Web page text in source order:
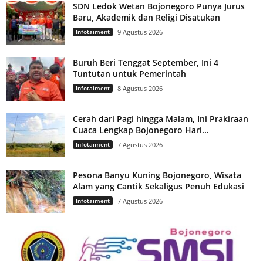
SDN Ledok Wetan Bojonegoro Punya Jurus
Baru, Akademik dan Religi Disatukan
Infotaiment 9 Agustus 2026
Buruh Beri Tenggat September, Ini 4
Tuntutan untuk Pemerintah
Infotaiment 8 Agustus 2026
Cerah dari Pagi hingga Malam, Ini Prakiraan
Cuaca Lengkap Bojonegoro Hari...
Infotaiment 7 Agustus 2026
Pesona Banyu Kuning Bojonegoro, Wisata
Alam yang Cantik Sekaligus Penuh Edukasi
Infotaiment 7 Agustus 2026